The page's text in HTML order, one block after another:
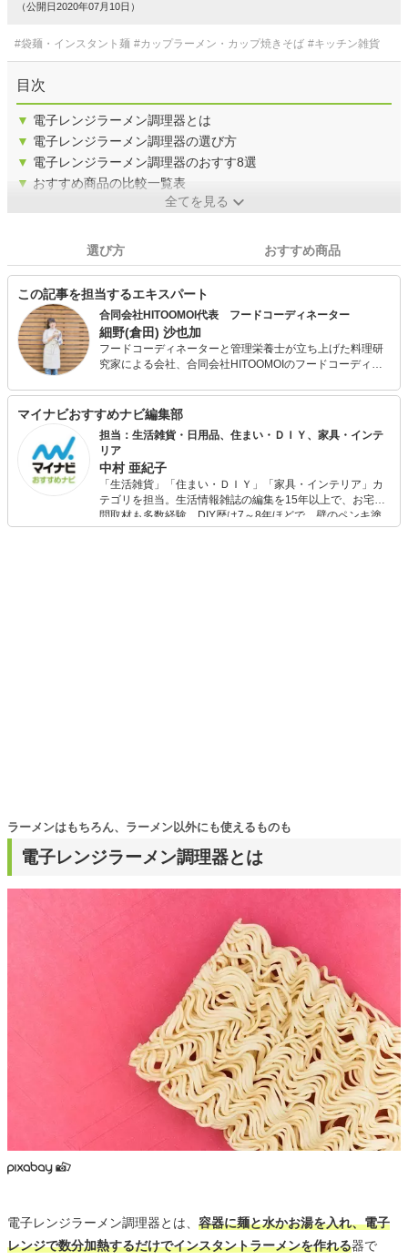
（公開日2020年07月10日）
#袋麺・インスタント麺 #カップラーメン・カップ焼きそば #キッチン雑貨
目次
▼ 電子レンジラーメン調理器とは
▼ 電子レンジラーメン調理器の選び方
▼ 電子レンジラーメン調理器のおすす8選
▼ おすすめ商品の比較一覧表
全てを見る
選び方 おすすめ商品
この記事を担当するエキスパート
合同会社HITOOMOI代表 フードコーディネーター
細野(倉田) 沙也加
フードコーディネーターと管理栄養士が立ち上げた料理研
究家による会社、合同会社HITOOMOIのフードコーディネ
ーンを作ることで、 生きててよかったと思える社会の実現
を目指しています。 主にレシピの開発、記事執筆、栄養計
算、商品開発、食・健康に関するコンサルティングを行っ
ています。SNSで手作り料理を発信中。
マイナビおすすめナビ編集部
担当：生活雑貨・日用品、住まい・ＤＩＹ、家具・インテ
リア
中村 亜紀子
「生活雑貨」「住まい・ＤＩＹ」「家具・インテリア」カ
テゴリを担当。生活情報雑誌の編集を15年以上で、お宅訪
問取材も多数経験。DIY歴は7～8年ほどで、壁のペンキ塗
りや壁紙チェンジなどもチャレンジ済み。初心者でもモノ
電子レンジラーメン調理器とは
ラーメンはもちろん、ラーメン以外にも使えるものも
電子レンジラーメン調理器とは、 容器に麺と水かお湯を入れ、電子
レンジで数分加熱するだけでインスタントラーメンを作れる器で